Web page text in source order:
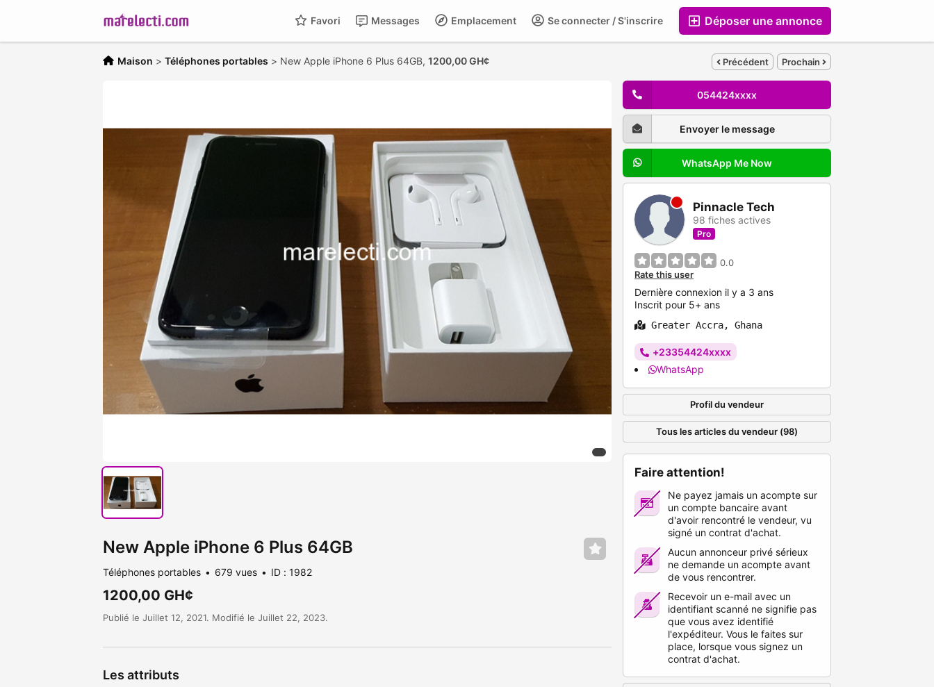
Déposer une annonce
Se connecter / S'inscrire
Emplacement
Messages
Favori
Maison > Téléphones portables > New Apple iPhone 6 Plus 64GB, 1200,00 GH¢ Précédent Prochain
New Apple iPhone 6 Plus 64GB
Téléphones portables 679 vues ID : 1982
1200,00 GH¢
Publié le Juillet 12, 2021. Modifié le Juillet 22, 2023.
Les attributs
054424xxxx
Envoyer le message
WhatsApp Me Now
Pinnacle Tech
98 fiches actives
Pro
0.0
Rate this user
Dernière connexion il y a 3 ans
Inscrit pour 5+ ans
Greater Accra, Ghana
+23354424xxxx
WhatsApp
Profil du vendeur
Tous les articles du vendeur (98)
Faire attention!
Ne payez jamais un acompte sur
un compte bancaire avant
d'avoir rencontré le vendeur, vu
signé un contrat d'achat.
Aucun annonceur privé sérieux
ne demande un acompte avant
de vous rencontrer.
Recevoir un e-mail avec un
identifiant scanné ne signifie pas
que vous avez identifié
l'expéditeur. Vous le faites sur
place, lorsque vous signez un
contrat d'achat.